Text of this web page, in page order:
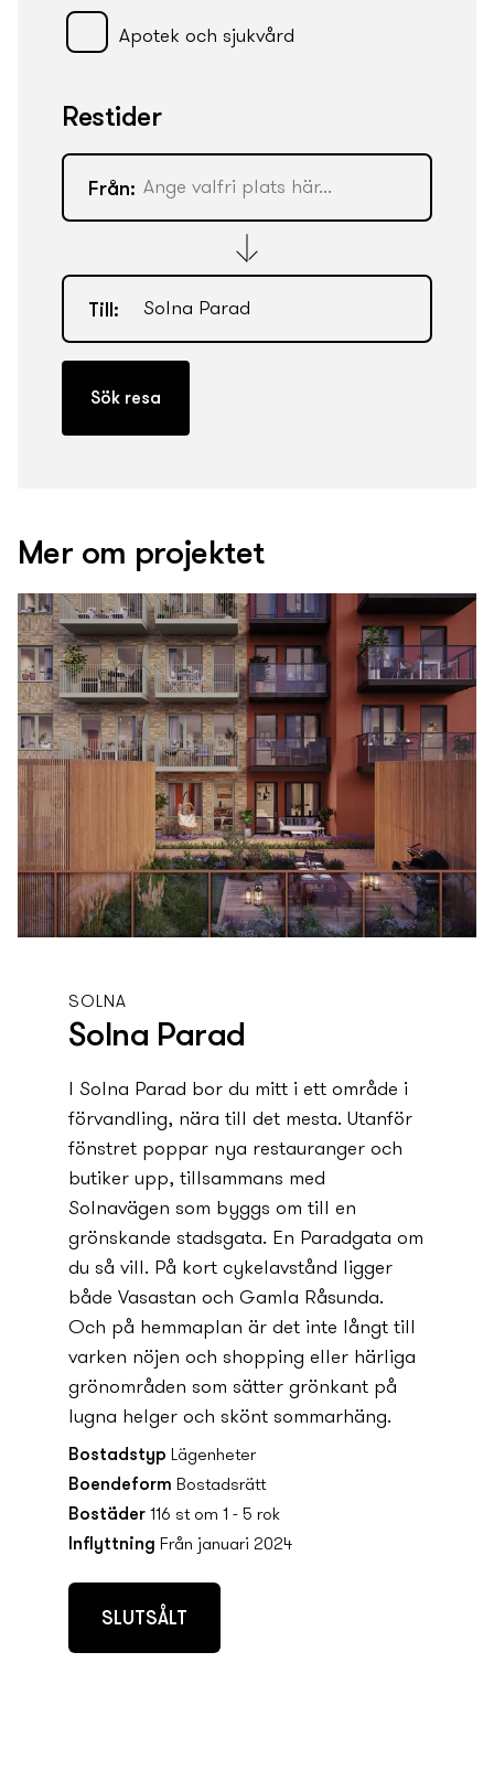
Restider
Från:
Till:
Apotek och sjukvård
Mer om projektet
SOLNA
Solna Parad
I Solna Parad bor du mitt i ett område i
förvandling, nära till det mesta. Utanför
fönstret poppar ny­a restauranger och
butiker upp, tillsammans med
Solnavägen som byggs om till en
grönskande stadsgata. En Paradgata om
du så vill. På kort cykelavstånd ligger
både Vasastan och Gamla Råsunda.
Och på hemmaplan är det inte långt till
varken nöjen och shopping eller härliga
grönområden som sätter grönkant på
lugna helger och skönt sommarhäng.
Bostadstyp Lägenheter
Boendeform Bostadsrätt
Bostäder 116 st om 1 - 5 rok
Inflyttning Från januari 2024
SLUTSÅLT